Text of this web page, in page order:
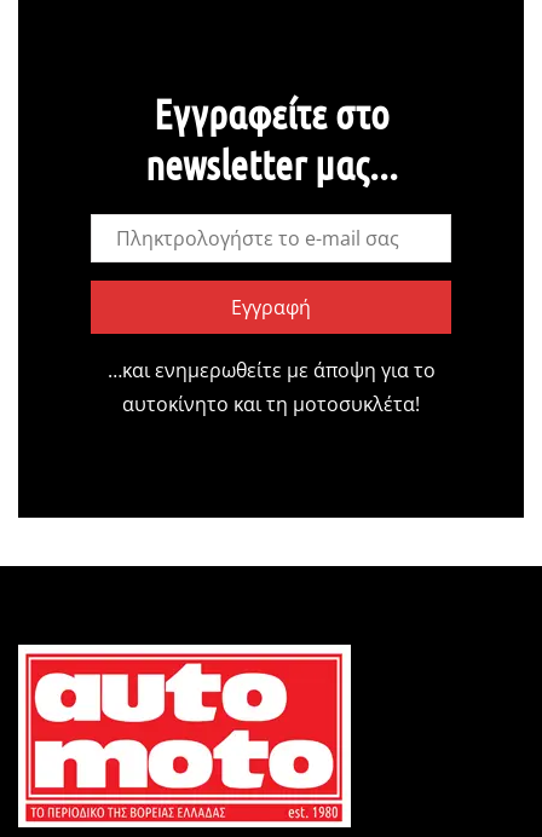
Εγγραφείτε στο
newsletter μας...
Εγγραφή
…και ενημερωθείτε με άποψη για το
αυτοκίνητο και τη μοτοσυκλέτα!